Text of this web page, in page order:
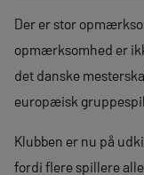
Der er stor
opmærksomhed er
det danske
europæisk
Klubben er nu på
fordi flere spillere